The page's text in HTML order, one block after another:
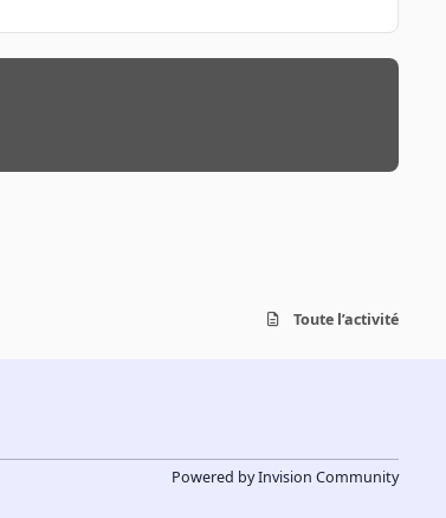
Toute l’activité
Powered byInvision Community